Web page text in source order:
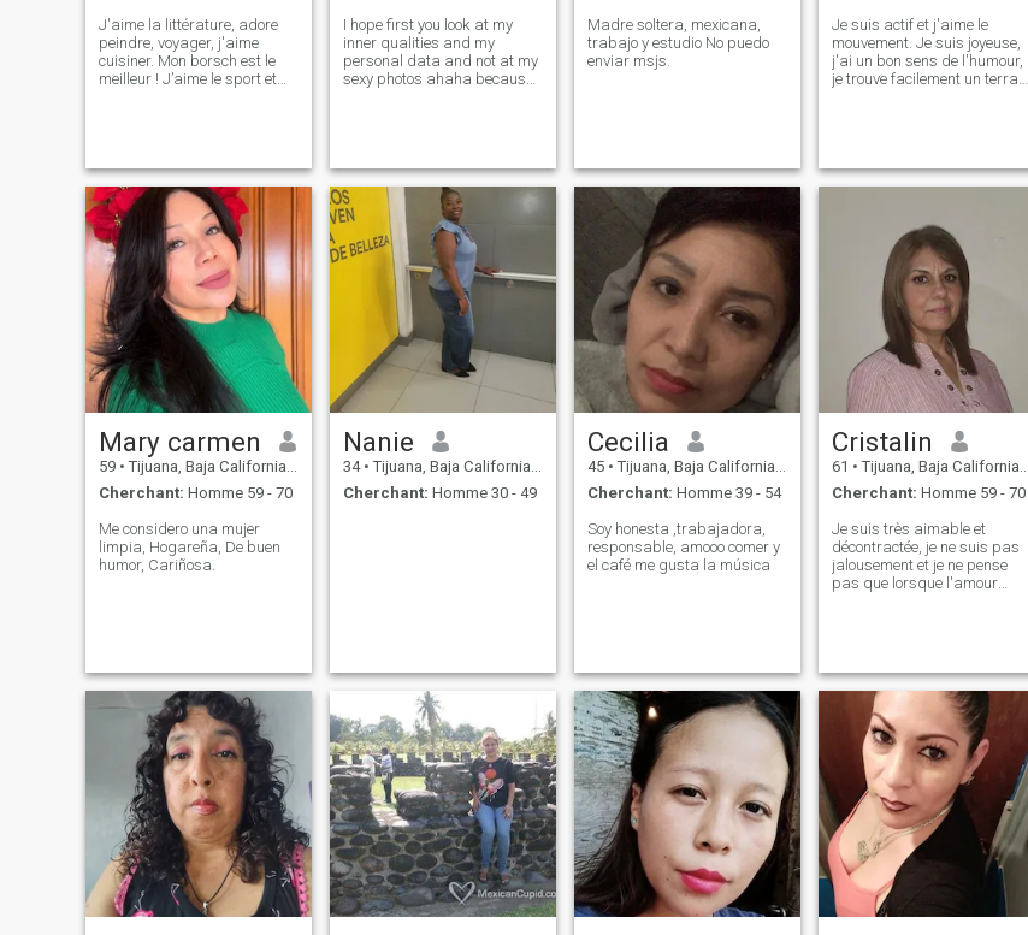
J'aime la littérature, adore
peindre, voyager, j'aime
cuisiner. Mon borsch est le
meilleur ! J’aime le sport et
du temps avec des amis et
faire des promenades et
barbecue.
I hope first you look at my
inner qualities and my
personal data and not at my
sexy photos ahaha because I
understand that men alwa
Madre soltera, mexicana,
trabajo y estudio No puedo
enviar msjs.
Je suis actif et j'aime le
mouvement. Je suis joyeuse,
j'ai un bon sens de l'humour,
je trouve facilement un terrain
et tactile, je crois que la
chimie fait partie d'une
capable d'engager une
conversation sur une variété
de sujets, de respecter les
limites personnelles et
d'attendre la même chose en
retour. Je suis axé sur les
objectifs et je n'aime pas les
promesses vides et les
relations superficielles.
J'apprécie l'initiative et la
confiance de mon partenaire.
voyage d'affaires.
Mary carmen
59 • Tijuana, Baja California, Mexique
Cherchant: Homme 59 - 70
Me considero una mujer
limpia, Hogareña, De buen
humor, Cariñosa.
Nanie
34 • Tijuana, Baja California, Mexique
Cherchant: Homme 30 - 49
Cecilia
45 • Tijuana, Baja California, Mexique
Cherchant: Homme 39 - 54
Soy honesta ,trabajadora,
responsable, amooo comer y
el café me gusta la música
Cristalin
61 • Tijuana, Baja California, Mexique
Cherchant: Homme 59 - 70
Je suis très aimable et
décontractée, je ne suis pas
jalousement et je ne pense
pas que lorsque l'amour